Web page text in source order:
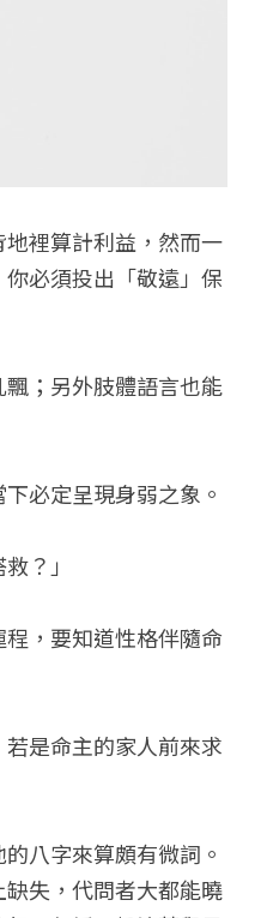
裡算計利益，然而一
必須投出「敬遠」保
；另外肢體語言也能
必定呈現身弱之象。
？」
，要知道性格伴隨命
是命主的家人前來求
八字來算頗有微詞。
失，代問者大都能曉